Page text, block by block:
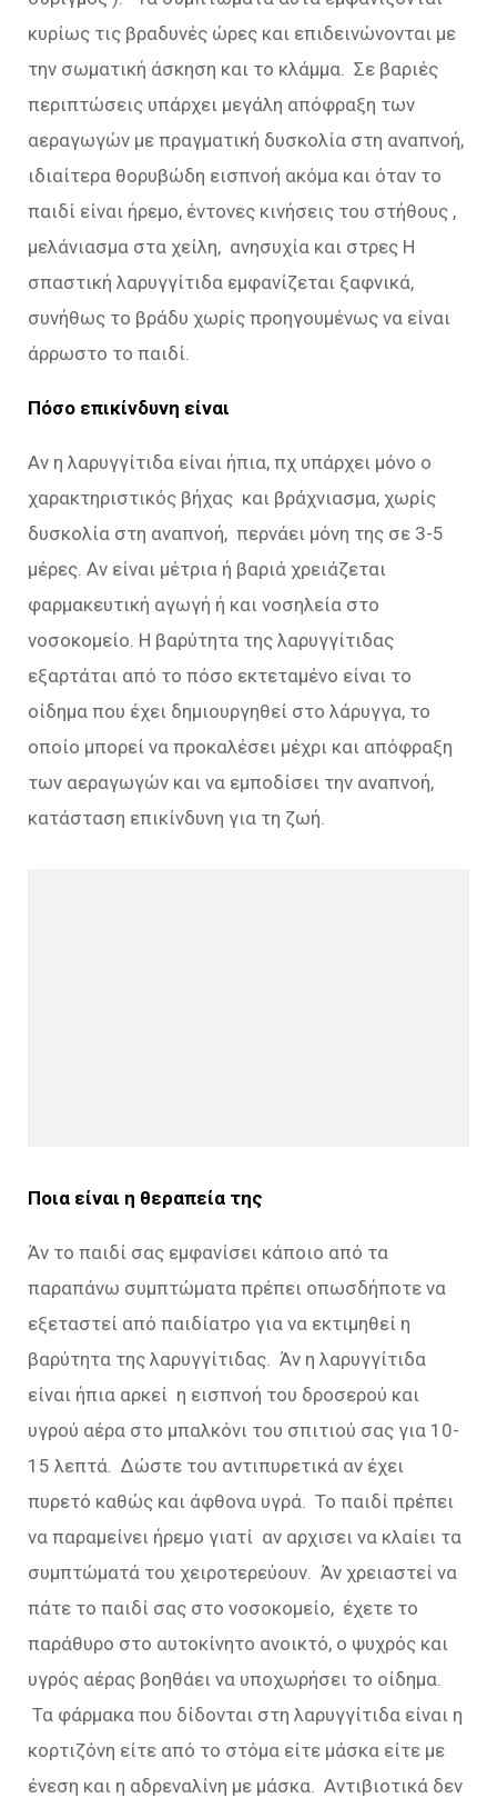
κυρίως τις βραδυνές ώρες και επιδεινώνονται με
την σωματική άσκηση και το κλάμμα. Σε βαριές
περιπτώσεις υπάρχει μεγάλη απόφραξη των
αεραγωγών με πραγματική δυσκολία στη αναπνοή,
ιδιαίτερα θορυβώδη εισπνοή ακόμα και όταν το
παιδί είναι ήρεμο, έντονες κινήσεις του στήθους ,
μελάνιασμα στα χείλη, ανησυχία και στρες Η
σπαστική λαρυγγίτιδα εμφανίζεται ξαφνικά,
συνήθως το βράδυ χωρίς προηγουμένως να είναι
άρρωστο το παιδί.
Πόσο επικίνδυνη είναι
Αν η λαρυγγίτιδα είναι ήπια, πχ υπάρχει μόνο ο
χαρακτηριστικός βήχας και βράχνιασμα, χωρίς
δυσκολία στη αναπνοή, περνάει μόνη της σε 3-5
μέρες. Αν είναι μέτρια ή βαριά χρειάζεται
φαρμακευτική αγωγή ή και νοσηλεία στο
νοσοκομείο. Η βαρύτητα της λαρυγγίτιδας
εξαρτάται από το πόσο εκτεταμένο είναι το
οίδημα που έχει δημιουργηθεί στο λάρυγγα, το
οποίο μπορεί να προκαλέσει μέχρι και απόφραξη
των αεραγωγών και να εμποδίσει την αναπνοή,
κατάσταση επικίνδυνη για τη ζωή.
Ποια είναι η θεραπεία της
Άν το παιδί σας εμφανίσει κάποιο από τα
παραπάνω συμπτώματα πρέπει οπωσδήποτε να
εξεταστεί από παιδίατρο για να εκτιμηθεί η
βαρύτητα της λαρυγγίτιδας. Άν η λαρυγγίτιδα
είναι ήπια αρκεί η εισπνοή του δροσερού και
υγρού αέρα στο μπαλκόνι του σπιτιού σας για 10-
15 λεπτά. Δώστε του αντιπυρετικά αν έχει
πυρετό καθώς και άφθονα υγρά. Το παιδί πρέπει
να παραμείνει ήρεμο γιατί αν αρχισει να κλαίει τα
συμπτώματά του χειροτερεύουν. Άν χρειαστεί να
πάτε το παιδί σας στο νοσοκομείο, έχετε το
παράθυρο στο αυτοκίνητο ανοικτό, ο ψυχρός και
υγρός αέρας βοηθάει να υποχωρήσει το οίδημα.
Τα φάρμακα που δίδονται στη λαρυγγίτιδα είναι η
κορτιζόνη είτε από το στόμα είτε μάσκα είτε με
ένεση και η αδρεναλίνη με μάσκα. Αντιβιοτικά δεν